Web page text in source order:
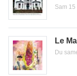
Sam
Le
Du